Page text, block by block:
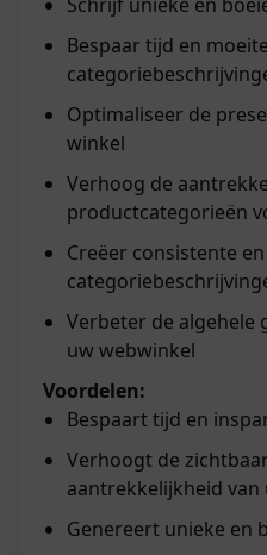
Schrijf unieke en
Bespaar tijd en
Optimaliseer de
winkel
Verhoog de
productcategorieën
Creëer consistente
Verbeter de algehele
uw webwinkel
Voordelen:
Bespaart tijd en
Verhoogt de
aantrekkelijkheid
Genereert unieke en